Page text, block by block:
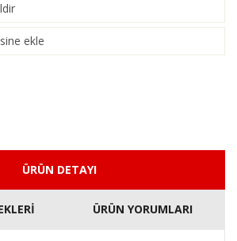
ekle
ÜRÜN DETAYI
ÜRÜN YORUMLARI